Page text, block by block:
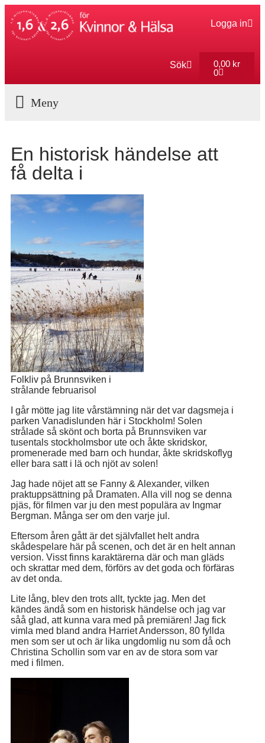
Logga in
Sök 0,00 kr
0
En historisk händelse att
få delta i
Folkliv på Brunnsviken i
strålande februarisol
I går mötte jag lite vårstämning när det var dagsmeja i
parken Vanadislunden här i Stockholm! Solen
strålade så skönt och borta på Brunnsviken var
tusentals stockholmsbor ute och åkte skridskor,
promenerade med barn och hundar, åkte skridskoflyg
eller bara satt i lä och njöt av solen!
Jag hade nöjet att se Fanny & Alexander, vilken
praktuppsättning på Dramaten. Alla vill nog se denna
pjäs, för filmen var ju den mest populära av Ingmar
Bergman. Många ser om den varje jul.
Eftersom åren gått är det självfallet helt andra
skådespelare här på scenen, och det är en helt annan
version. Visst finns karaktärerna där och man gläds
och skrattar med dem, förförs av det goda och förfäras
av det onda.
Lite lång, blev den trots allt, tyckte jag. Men det
kändes ändå som en historisk händelse och jag var
såå glad, att kunna vara med på premiären! Jag fick
vimla med bland andra Harriet Andersson, 80 fyllda
men som ser ut och är lika ungdomlig nu som då och
Christina Schollin som var en av de stora som var
med i filmen.